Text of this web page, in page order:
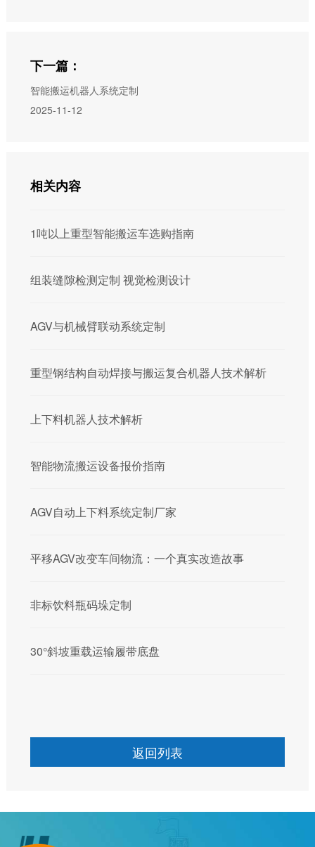
下一篇：
智能搬运机器人系统定制
2025-11-12
相关内容
1吨以上重型智能搬运车选购指南
组装缝隙检测定制 视觉检测设计
AGV与机械臂联动系统定制
重型钢结构自动焊接与搬运复合机器人技术解析
上下料机器人技术解析
智能物流搬运设备报价指南
AGV自动上下料系统定制厂家
平移AGV改变车间物流：一个真实改造故事
非标饮料瓶码垛定制
30°斜坡重载运输履带底盘
返回列表